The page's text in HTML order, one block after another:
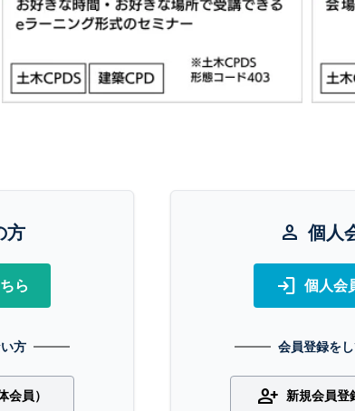
方
ら
方
会員）
person 個人
login 個人会
会員登録を
person_add 新規会員登